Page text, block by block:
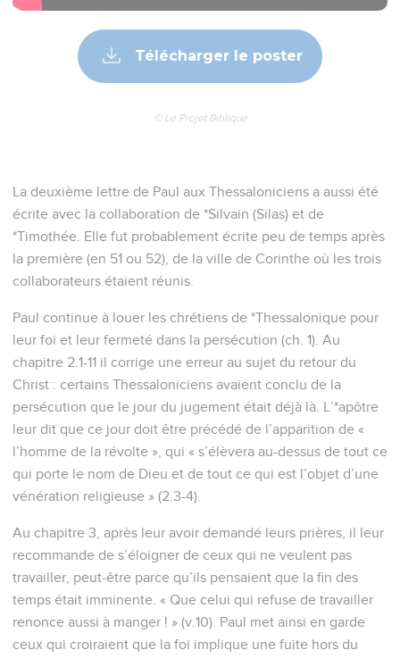
Télécharger le poster
© Le Projet Biblique
La deuxième lettre de Paul aux Thessaloniciens a aussi été
écrite avec la collaboration de *Silvain (Silas) et de
*Timothée. Elle fut probablement écrite peu de temps après
la première (en 51 ou 52), de la ville de Corinthe où les trois
collaborateurs étaient réunis.
Paul continue à louer les chrétiens de *Thessalonique pour
leur foi et leur fermeté dans la persécution (ch. 1). Au
chapitre 2.1-11 il corrige une erreur au sujet du retour du
Christ : certains Thessaloniciens avaient conclu de la
persécution que le jour du jugement était déjà là. L’*apôtre
leur dit que ce jour doit être précédé de l’apparition de «
l’homme de la révolte », qui « s’élèvera au-dessus de tout ce
qui porte le nom de Dieu et de tout ce qui est l’objet d’une
vénération religieuse » (2.3-4).
Au chapitre 3, après leur avoir demandé leurs prières, il leur
recommande de s’éloigner de ceux qui ne veulent pas
travailler, peut-être parce qu’ils pensaient que la fin des
temps était imminente. « Que celui qui refuse de travailler
renonce aussi à manger ! » (v.10). Paul met ainsi en garde
ceux qui croiraient que la foi implique une fuite hors du